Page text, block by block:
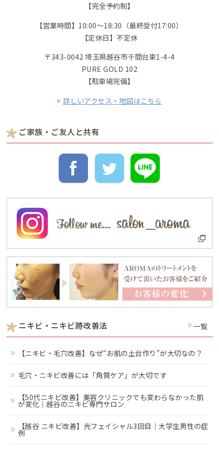
【完全予約制】
【営業時間】10:00〜18:30（最終受付17:00）
【定休日】不定休
〒343-0042 埼玉県越谷市千間台東1-4-4
PURE GOLD 102
【駐車場完備】
詳しいアクセス・地図はこちら
ご家族・ご友人と共有
ニキビ・ニキビ跡改善法 一覧
【ニキビ・毛穴改善】なぜ“お肌の土台作り”が大切なの？
毛穴・ニキビ改善には「角質ケア」が大切です
【50代ニキビ改善】美容クリニックでも変わらなかった肌
が変化｜越谷のニキビ専門サロン
【越谷 ニキビ改善】光フェイシャル3回目｜大学生男性の症
例